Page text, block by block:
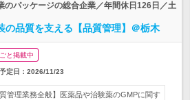
のパッケージの総合企業／年間休日126日／土
の品質を支える【品質管理】＠栃木
と掲載中
定日： 2026/11/23
管理業務全般】医薬品や治験薬のGMPに関す